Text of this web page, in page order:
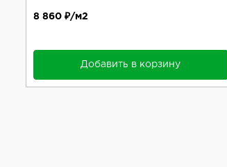
8 860 ₽/м2
Добавить в корзину